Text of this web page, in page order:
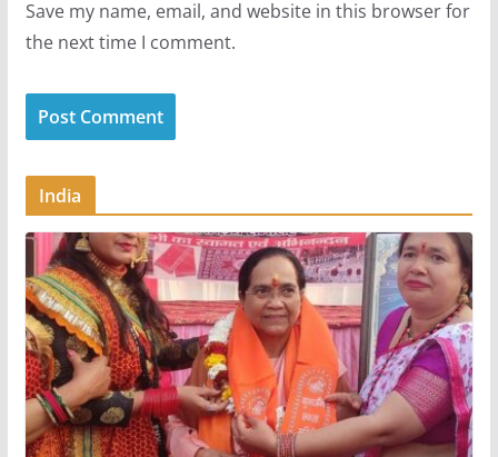
Save my name, email, and website in this browser for
the next time I comment.
India